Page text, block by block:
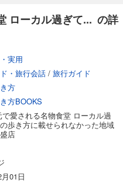
ローカル過ぎて... の詳
実用
・旅行会話 / 旅行ガイド
方
方BOOKS
愛される名物食堂 ローカル過
歩き方に載せられなかった地域
店
01日